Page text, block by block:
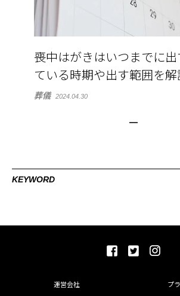
喪中はがきはいつまでに出
ている時期や出す範囲を解
葬儀 2024.04.30
KEYWORD
運営会社 プ